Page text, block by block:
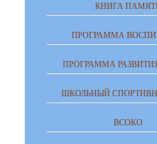
КНИГА
ПРОГРАММА
ПРОГРАММА
ШКОЛЬНЫЙ
ВСОКО